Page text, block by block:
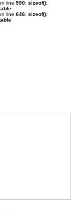
line 590: sizeof():
line 646: sizeof():